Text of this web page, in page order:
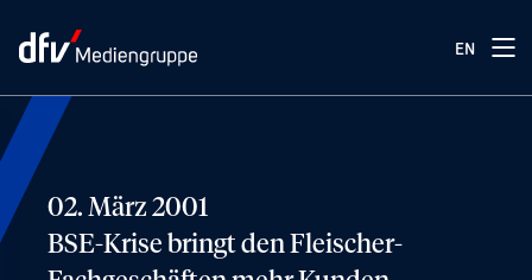
EN
02. März 2001
BSE-Krise bringt den Fleischer-